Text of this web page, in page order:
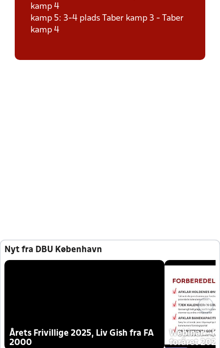
kamp 4
kamp 5: 3-4 plads Taber kamp 3 - Taber
kamp 4
Nyt fra DBU København
Årets Frivillige 2025, Liv Gish fra FA
2000
Webinar -
foråret